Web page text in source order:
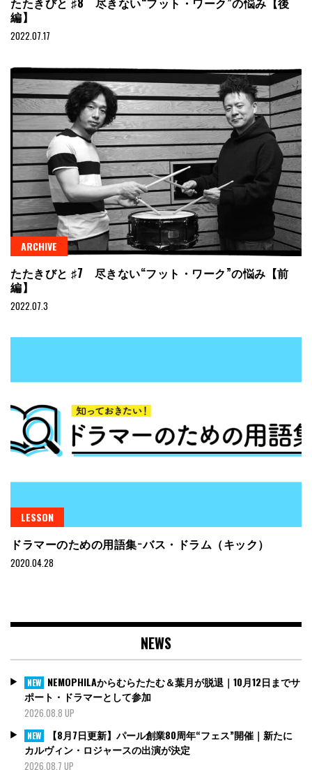
編】
2022.07.17
ARCHIVE
たたきびと ♯7 尽きない“フット・ワーク”の悩み【前
編】
2022.07.3
LESSON
ドラマーのための用語集−バス・ドラム（キック）
2020.04.28
NEWS
NEW NEMOPHILAからむらたたむ＆葉月が脱退｜10月12日までサ
ポート・ドラマーとして参加
2026.08.8 UP
NEW
【8月7日更新】パール創業80周年“フェス”開催｜新たに
カルヴィン・ロジャースの出演が決定
2026.08.7 UP